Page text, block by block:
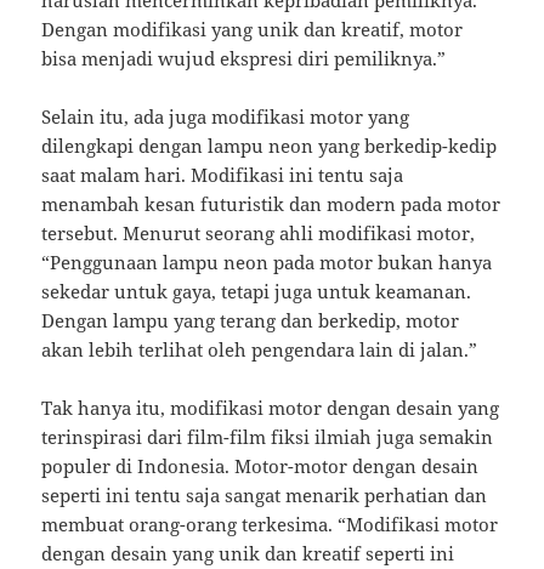
Dengan modifikasi yang unik dan kreatif, motor
bisa menjadi wujud ekspresi diri pemiliknya.”
Selain itu, ada juga modifikasi motor yang
dilengkapi dengan lampu neon yang berkedip-kedip
saat malam hari. Modifikasi ini tentu saja
menambah kesan futuristik dan modern pada motor
tersebut. Menurut seorang ahli modifikasi motor,
“Penggunaan lampu neon pada motor bukan hanya
sekedar untuk gaya, tetapi juga untuk keamanan.
Dengan lampu yang terang dan berkedip, motor
akan lebih terlihat oleh pengendara lain di jalan.”
Tak hanya itu, modifikasi motor dengan desain yang
terinspirasi dari film-film fiksi ilmiah juga semakin
populer di Indonesia. Motor-motor dengan desain
seperti ini tentu saja sangat menarik perhatian dan
membuat orang-orang terkesima. “Modifikasi motor
dengan desain yang unik dan kreatif seperti ini